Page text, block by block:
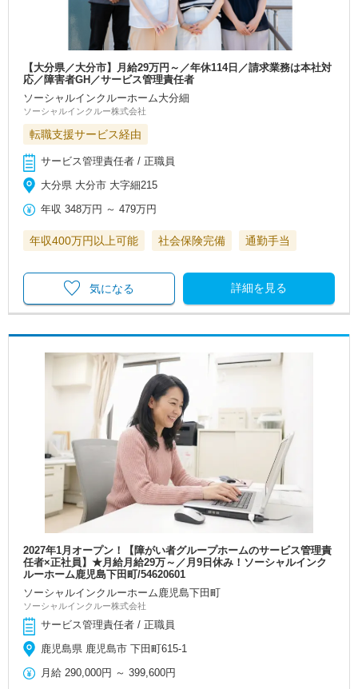
【大分県／大分市】月給29万円～／年休114日／請求業務は本社対
応／障害者GH／サービス管理責任者
ソーシャルインクルーホーム大分細
ソーシャルインクルー株式会社
転職支援サービス経由
サービス管理責任者 / 正職員
大分県 大分市 大字細215
年収 348万円 ～479万円
年収400万円以上可能 社会保険完備 通勤手当
詳細を見る
気になる
2027年1月オープン！【障がい者グループホームのサービス管理責
任者×正社員】★月給月給29万～／月9日休み！ソーシャルインク
ルーホーム鹿児島下田町/54620601
ソーシャルインクルーホーム鹿児島下田町
ソーシャルインクルー株式会社
サービス管理責任者 / 正職員
鹿児島県 鹿児島市 下田町615-1
月給 290,000円 ～399,600円